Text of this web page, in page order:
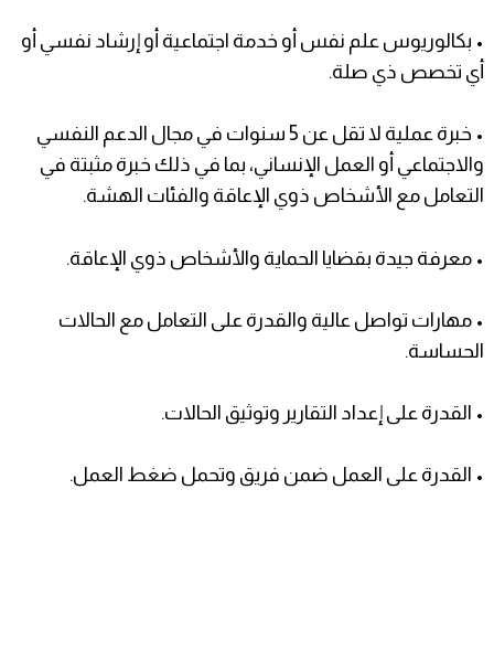
• بكالوريوس علم نفس أو خدمة اجتماعية أو إرشاد نفسي أو
أي تخصص ذي صلة.
• خبرة عملية لا تقل عن 5 سنوات في مجال الدعم النفسي
والاجتماعي أو العمل الإنساني، بما في ذلك خبرة مثبتة في
التعامل مع الأشخاص ذوي الإعاقة والفئات الهشة.
• معرفة جيدة بقضايا الحماية والأشخاص ذوي الإعاقة.
• مهارات تواصل عالية والقدرة على التعامل مع الحالات
الحساسة.
• القدرة على إعداد التقارير وتوثيق الحالات.
• القدرة على العمل ضمن فريق وتحمل ضغط العمل.